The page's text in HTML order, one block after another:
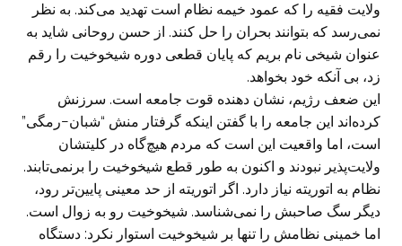
ولایت فقیه را که عمود خیمه نظام است تهدید می‌کند. به نظر
نمی‌رسد که بتوانند بحران را حل کنند. از حسن روحانی شاید به
عنوان شیخی نام بریم که پایان قطعی دوره شیخوخیت را رقم
زد، بی آنکه خود بخواهد.
این ضعف رژیم، نشان دهنده قوت جامعه است. سرزنش
کرده‌اند این جامعه را با گفتن اینکه گرفتار منش “شبان−رمگی”
است، اما واقعیت این است که مردم هیچ‌گاه در کلیتشان
ولایت‌پذیر نبودند و اکنون به طور قطع شیخوخیت را برنمی‌تابند.
نظام به اتوریته نیاز دارد. اگر اتوریته از حد معینی پایین‌تر رود،
دیگر سگ صاحبش را نمی‌شناسد. شیخوخیت رو به زوال است.
اما خمینی نظامش را تنها بر شیخوخیت استوار نکرد: دستگاه